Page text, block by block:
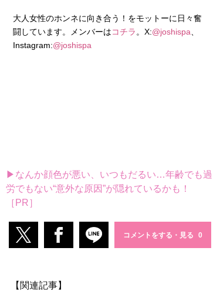
大人女性のホンネに向き合う！をモットーに日々奮
闘しています。メンバーはコチラ 。X:@joshispa
Instagram:@joshispa
▶なんか顔色が悪い、いつもだるい…年齢でも過
労でもない“意外な原因”が隠れているかも！
［PR］
コメントをする・見る
【関連記事】